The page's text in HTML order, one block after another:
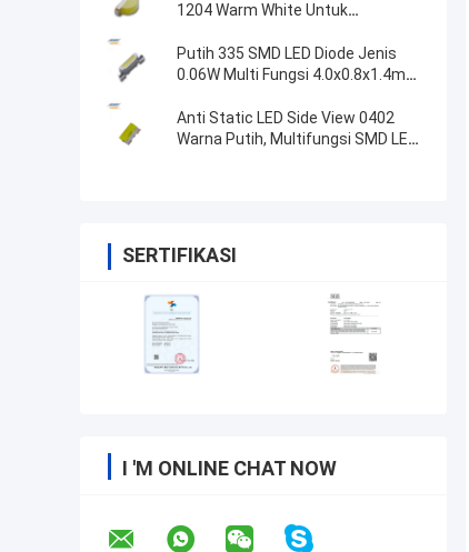
1204 Warm White Untuk
Putih 335 SMD LED Diode Jenis
0.06W Multi Fungsi 4.0x0.8x1.4mm
Anti Static LED Side View 0402
Warna Putih, Multifungsi SMD LED
SERTIFIKASI
I 'M ONLINE CHAT NOW